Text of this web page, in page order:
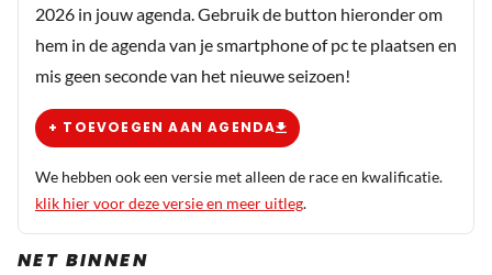
minst sympathieke op de grid door zijn gedrag.
Maar hij doet het dit jaar natuurlijk wel erg goed.
Niet veel strijd, maar hij pakt elk weekend keurig
anderen. Ik hoop dat hij wat dat betreft ook het
doet en die mentale spelletjes helemaal niet
nodig heeft.
2026 in jouw agenda. Gebruik de button hieronder om
hem in de agenda van je smartphone of pc te plaatsen en
mis geen seconde van het nieuwe seizoen!
+ TOEVOEGEN AAN AGENDA
We hebben ook een versie met alleen de race en kwalificatie.
klik hier voor deze versie en meer uitleg.
NET BINNEN